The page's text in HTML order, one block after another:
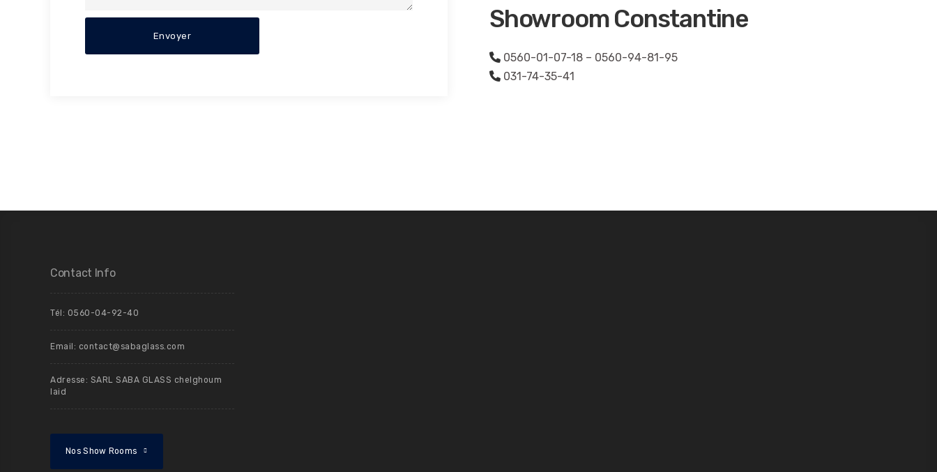
Showroom Constantine
0560-01-07-18 – 0560-94-81-95
031-74-35-41
Contact Info
Tél: 0560-04-92-40
Email: contact@sabaglass.com
Adresse: SARL SABA GLASS chelghoum
laid
Nos Show Rooms